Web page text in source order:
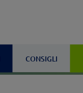
CONSIGLI